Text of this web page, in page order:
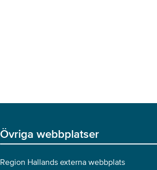
Övriga webbplatser
Region Hallands externa webbplats